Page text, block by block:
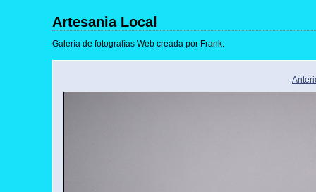
Artesania Local
Galería de fotografías Web creada por Frank.